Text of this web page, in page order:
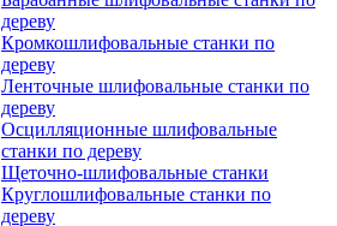
дереву
Кромкошлифовальные станки по
дереву
Ленточные шлифовальные станки по
дереву
Осцилляционные шлифовальные
станки по дереву
Щеточно-шлифовальные станки
Круглошлифовальные станки по
дереву